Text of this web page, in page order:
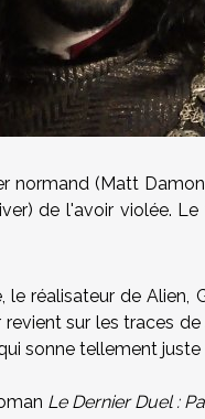
normand (Matt
de l'avoir violée.
le réalisateur de Alien,
sur les traces
sonne tellement juste
Le Dernier Duel :